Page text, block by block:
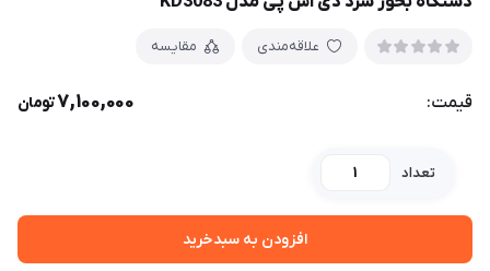
علاقه‌مندی مقایسه
قیمت: 7,100,000تومان
تعداد
افزودن به سبدخرید